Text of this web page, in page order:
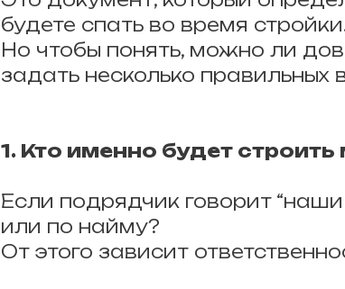
будете спать во время
Но чтобы понять, можно ли
задать несколько
1. Кто именно будет
Если подрядчик говорит
или по найму?
От этого зависит